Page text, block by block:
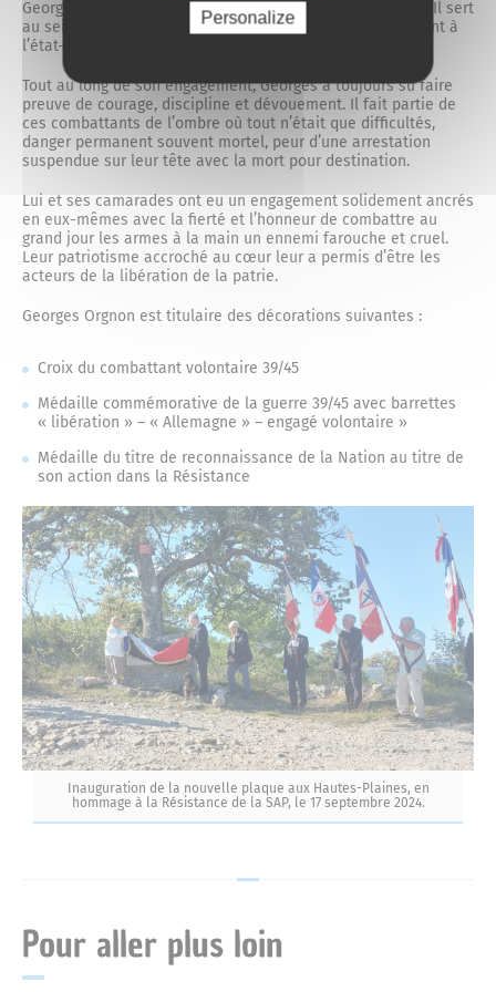
Georges passe la frontière franco-allemande le 16/04/45. Il sert
au sein des troupes d’occupation en Allemagne notamment à
l’état-major du Wurtenberg jusqu’au 27/03/47.
Tout au long de son engagement, Georges a toujours su faire
preuve de courage, discipline et dévouement. Il fait partie de
ces combattants de l’ombre où tout n’était que difficultés,
danger permanent souvent mortel, peur d’une arrestation
suspendue sur leur tête avec la mort pour destination.
Lui et ses camarades ont eu un engagement solidement ancrés
en eux-mêmes avec la fierté et l’honneur de combattre au
grand jour les armes à la main un ennemi farouche et cruel.
Leur patriotisme accroché au cœur leur a permis d’être les
acteurs de la libération de la patrie.
Georges Orgnon est titulaire des décorations suivantes :
Croix du combattant volontaire 39/45
Médaille commémorative de la guerre 39/45 avec barrettes
« libération » – « Allemagne » – engagé volontaire »
Médaille du titre de reconnaissance de la Nation au titre de
son action dans la Résistance
Inauguration de la nouvelle plaque aux Hautes-Plaines, en
hommage à la Résistance de la SAP, le 17 septembre 2024.
Pour aller plus loin
Personalize